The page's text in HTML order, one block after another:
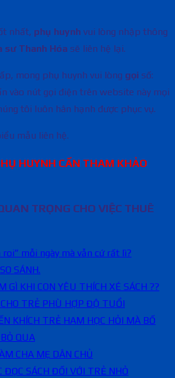
nhất, phụ huynh vui lòng nhập thông
sư Thanh Hóa sẽ liên hệ lại.
mong phụ huynh vui lòng gọi số:
vào nút gọi điện trên website này mọi
tôi luôn hân hạnh được phục vụ.
mẫu liên hệ.
HUYNH CẦN THAM KHẢO
TRỌNG CHO VIỆC THUÊ
roi” mỗi ngày mà vẫn cứ rất lì?
SÁNH.
GÌ KHI CON YÊU THÍCH XÉ SÁCH ??
TRẺ PHÙ HỢP ĐỘ TUỔI
KHÍCH TRẺ HAM HỌC HỎI MÀ BỐ
QUA
CHA MẸ DÂN CHỦ
ĐỌC SÁCH ĐỐI VỚI TRẺ NHỎ